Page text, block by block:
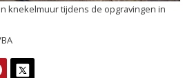
knekelmuur tijdens de opgravingen in